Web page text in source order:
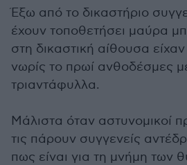
Έξω από το δικαστήριο
έχουν τοποθετήσει μαύρα
στη δικαστική αίθουσα
νωρίς το πρωί ανθοδέσμες
τριαντάφυλλα.
Μάλιστα όταν αστυνομικοί
τις πάρουν συγγενείς
πως είναι για τη μνήμη των